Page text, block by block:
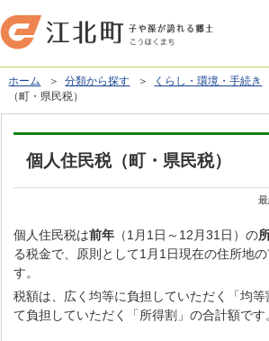
ホーム ＞分類から探す ＞ くらし・環境・手続き
（町・県民税）
個人住民税（町・県民税）
個人住民税は前年 （1月1日～12月31日）の
る税金で、原則として1月1日現在の住所地
す。
税額は、広く均等に負担していただく「均
て負担していただく「所得割」の合計額です